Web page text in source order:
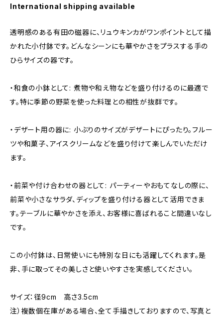
International shipping available
透明感のある有田の磁器に、リュウキンカがワンポイントとして描
かれた小付鉢です。どんなシーンにも華やかさをプラスする手の
ひらサイズの器です。
・和食の小鉢として: 煮物や和え物などを盛り付けるのに最適で
す。特に季節の野菜を使った料理との相性が抜群です。
・デザート用の器に: 小ぶりのサイズがデザートにぴったり。フルー
ツや和菓子、アイスクリームなどを盛り付けて楽しんでいただけ
ます。
・前菜や付け合わせの器として: パーティーやおもてなしの際に、
前菜や小さなサラダ、ディップを盛り付ける器として活用できま
す。テーブルに華やかさを添え、お客様に喜ばれること間違いなし
です。
この小付鉢は、日常使いにも特別な日にも活躍してくれます。是
非、手に取ってその美しさと使いやすさを実感してください。
サイズ：径9cm 高さ3.5cm
注）複数個在庫がある場合、全て手描きしておりますので、写真と